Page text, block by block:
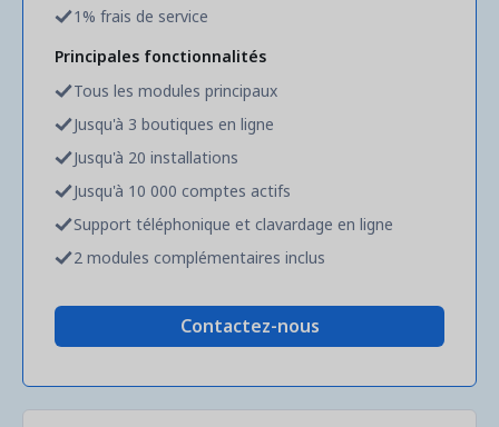
1% frais de service
Principales fonctionnalités
Tous les modules principaux
Jusqu'à 3 boutiques en ligne
Jusqu'à 20 installations
Jusqu'à 10 000 comptes actifs
Support téléphonique et clavardage en ligne
2 modules complémentaires inclus
Contactez-nous